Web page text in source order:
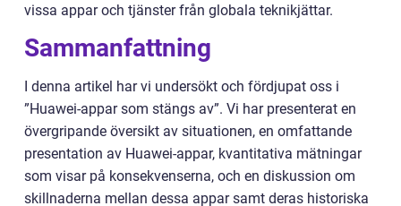
vissa appar och tjänster från globala teknikjättar.
Sammanfattning
I denna artikel har vi undersökt och fördjupat oss i
”Huawei-appar som stängs av”. Vi har presenterat en
övergripande översikt av situationen, en omfattande
presentation av Huawei-appar, kvantitativa mätningar
som visar på konsekvenserna, och en diskussion om
skillnaderna mellan dessa appar samt deras historiska